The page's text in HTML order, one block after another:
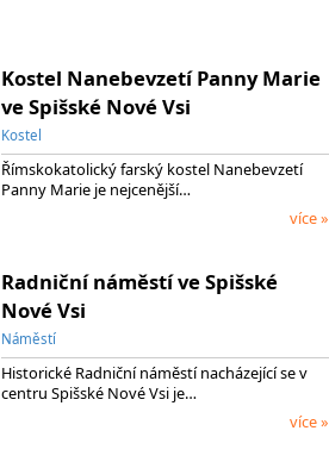
Kostel Nanebevzetí Panny Marie
ve Spišské Nové Vsi
Kostel
Římskokatolický farský kostel Nanebevzetí
Panny Marie je nejcenější…
více »
Radniční náměstí ve Spišské
Nové Vsi
Náměstí
Historické Radniční náměstí nacházející se v
centru Spišské Nové Vsi je…
více »